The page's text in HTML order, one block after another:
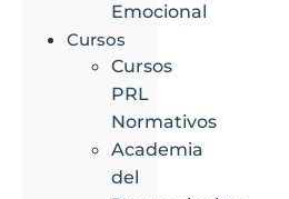
Emocional
Cursos
Cursos
PRL
Normativos
Academia
del